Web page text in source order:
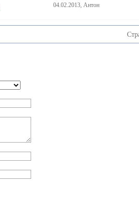
04.02.2013, Антон